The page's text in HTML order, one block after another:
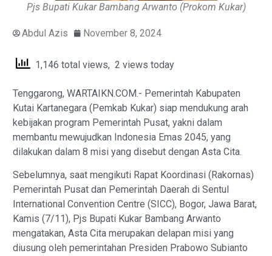
Pjs Bupati Kukar Bambang Arwanto (Prokom Kukar)
Abdul Azis November 8, 2024
1,146 total views, 2 views today
Tenggarong, WARTAIKN.COM.- Pemerintah Kabupaten
Kutai Kartanegara (Pemkab Kukar) siap mendukung arah
kebijakan program Pemerintah Pusat, yakni dalam
membantu mewujudkan Indonesia Emas 2045, yang
dilakukan dalam 8 misi yang disebut dengan Asta Cita.
Sebelumnya, saat mengikuti Rapat Koordinasi (Rakornas)
Pemerintah Pusat dan Pemerintah Daerah di Sentul
International Convention Centre (SICC), Bogor, Jawa Barat,
Kamis (7/11), Pjs Bupati Kukar Bambang Arwanto
mengatakan, Asta Cita merupakan delapan misi yang
diusung oleh pemerintahan Presiden Prabowo Subianto